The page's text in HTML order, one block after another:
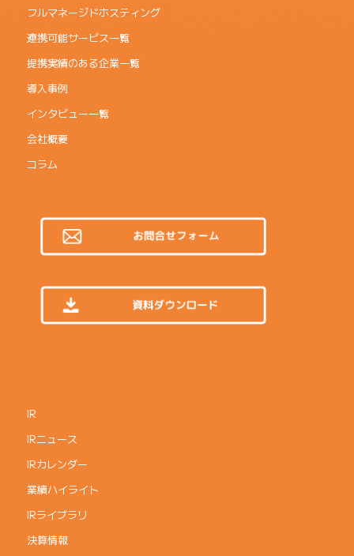
フルマネージドホスティング
連携可能サービス一覧
提携実績のある企業一覧
導入事例
インタビュー一覧
会社概要
コラム
IR
IRニュース
IRカレンダー
業績ハイライト
IRライブラリ
決算情報